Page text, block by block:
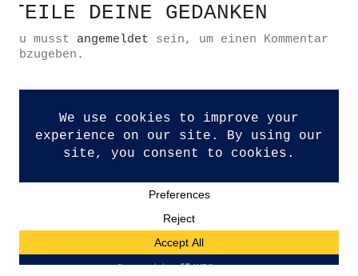
TEILE DEINE GEDANKEN
Du musst angemeldet sein, um einen Kommentar
abzugeben.
Datenschutzerklärung
Impressum
© Copyright 2026. All Rights Reserved.